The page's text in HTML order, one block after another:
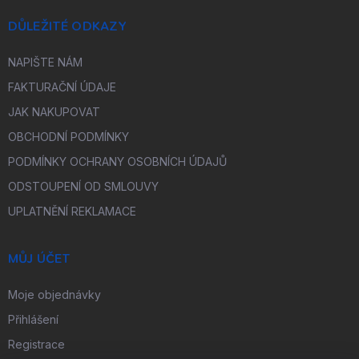
DŮLEŽITÉ ODKAZY
NAPIŠTE NÁM
FAKTURAČNÍ ÚDAJE
JAK NAKUPOVAT
OBCHODNÍ PODMÍNKY
PODMÍNKY OCHRANY OSOBNÍCH ÚDAJŮ
ODSTOUPENÍ OD SMLOUVY
UPLATNĚNÍ REKLAMACE
MŮJ ÚČET
Moje objednávky
Přihlášení
Registrace